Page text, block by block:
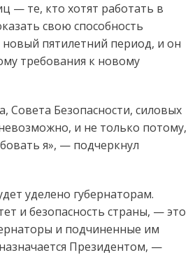
— те, кто хотят работать в
свою способность
новый пятилетний период, и он
требования к новому
Совета Безопасности, силовых
и не только потому,
я», — подчеркнул
уделено губернаторам.
и безопасность страны, — это
и подчиненные им
Президентом, —